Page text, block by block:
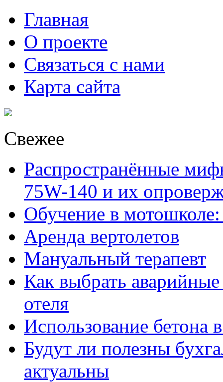
Главная
О проекте
Связаться с нами
Карта сайта
Свежее
Распространённые
75W-140 и их
Обучение в
Аренда вертолетов
Мануальный терапевт
Как выбрать
отеля
Использование бетона
Будут ли полезны
актуальны